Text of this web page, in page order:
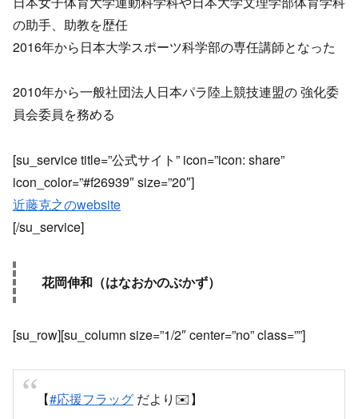
の助手、助教を歴任
2016年から日本大学スポーツ科学部の専任講師となった
2010年から一般社団法人日本パラ陸上競技連盟の 強化委
員会委員を務める
[su_service title=”公式サイト” icon=”icon: share”
icon_color=”#f26939″ size=”20″]
近藤克之のwebsite
[/su_service]
花岡伸和（はなおかのぶかず）
[su_row][su_column size=”1/2″ center=”no” class=””]
【#応援フラッグだより✉️】